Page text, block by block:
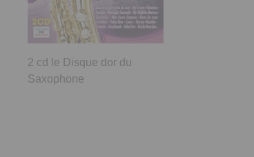
2 cd le Disque dor du
Saxophone